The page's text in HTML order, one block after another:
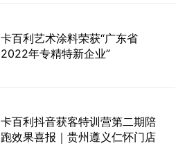
卡百利艺术涂料荣获“广东省
2022年专精特新企业”
卡百利抖音获客特训营第二期陪
跑效果喜报｜贵州遵义仁怀门店